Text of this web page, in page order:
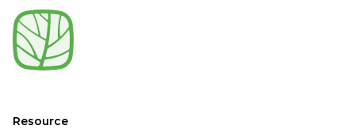
Resource